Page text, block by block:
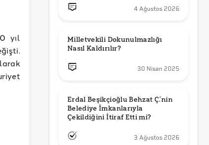
yıl
4 Ağustos 2026
Milletvekili Dokunulmazlığı
Nasıl Kaldırılır?
30 Nisan 2025
Erdal Beşikçioğlu Behzat Ç.’nin
Belediye İmkanlarıyla
3 Ağustos 2026